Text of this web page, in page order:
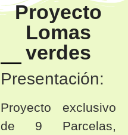
Proyecto
Lomas
verdes
Presentación:
Proyecto exclusivo
de 9 Parcelas,